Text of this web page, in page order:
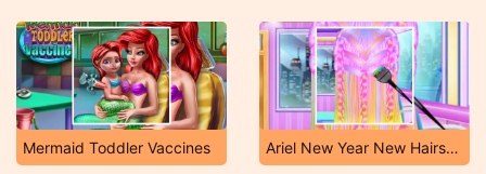
Mermaid Toddler Vaccines Ariel New Year New Hairstyles